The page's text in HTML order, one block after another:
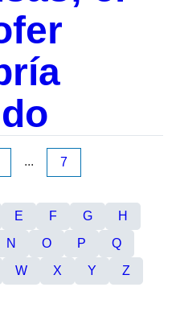
... 7
E F G
H
N O P
Q
W X Y Z